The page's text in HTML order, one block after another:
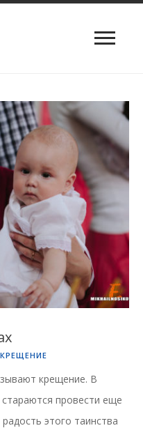
КРЕЩЕНИЕ
крещение. В
провести еще
этого таинства